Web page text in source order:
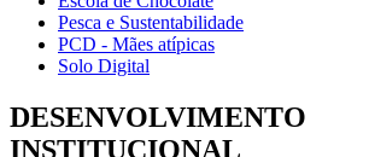
Pesca e Sustentabilidade
PCD - Mães atípicas
Solo Digital
DESENVOLVIMENTO
INSTITUCIONAL